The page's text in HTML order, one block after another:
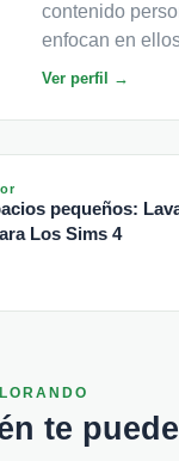
contenido
enfocan en
Ver perfil →
pequeños:
Los Sims 4
te